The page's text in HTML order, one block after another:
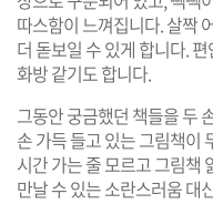
따스함이 느껴집니다. 살짝
더 돋보일 수 있게 합니다.
화방 같기도 합니다.
그동안 궁금했던 책들을 두
손 가득 들고 있는 그림책이
시간 가는 줄 모르고 그림책
만날 수 있는 소란스러움 대